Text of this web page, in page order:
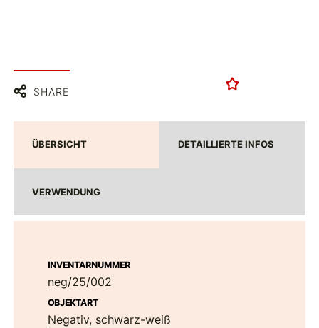
SHARE
ÜBERSICHT DETAILLIERTE INFOS
VERWENDUNG
INVENTARNUMMER
neg/25/002
OBJEKTART
Negativ, schwarz-weiß